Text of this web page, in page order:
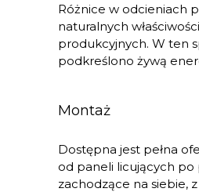
Różnice w odcieniach
naturalnych właściwości
produkcyjnych. W ten
podkreślono żywą
Montaż
Dostępna jest pełna
od paneli licujących po
zachodzące na siebie,